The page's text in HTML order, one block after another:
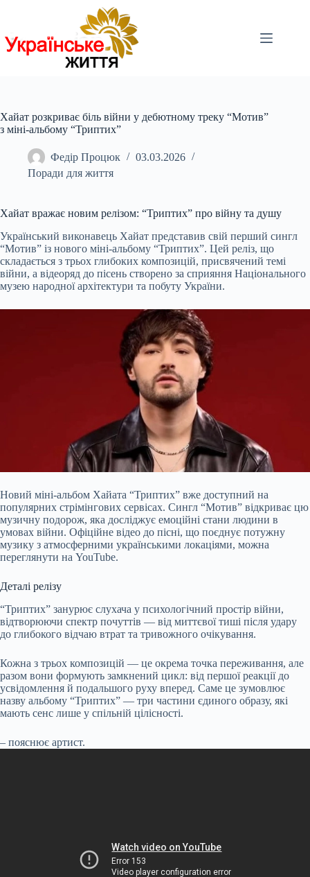
Хайат розкриває біль війни у дебютному треку “Мотив”
з міні-альбому “Триптих”
Федір Процюк
03.03.2026
Поради для життя
Хайат вражає новим релізом: “Триптих” про війну та душу
Український виконавець Хайат представив свій перший сингл
“Мотив” із нового міні-альбому “Триптих”. Цей реліз, що
складається з трьох глибоких композицій, присвячений темі
війни, а відеоряд до пісень створено за сприяння Національного
музею народної архітектури та побуту України.
Новий міні-альбом Хайата “Триптих” вже доступний на
популярних стрімінгових сервісах. Сингл “Мотив” відкриває цю
музичну подорож, яка досліджує емоційні стани людини в
умовах війни. Офіційне відео до пісні, що поєднує потужну
музику з атмосферними українськими локаціями, можна
переглянути на YouTube.
Деталі релізу
“Триптих” занурює слухача у психологічний простір війни,
відтворюючи спектр почуттів — від миттєвої тиші після удару
до глибокого відчаю втрат та тривожного очікування.
Кожна з трьох композицій — це окрема точка переживання, але
разом вони формують замкнений цикл: від першої реакції до
усвідомлення й подальшого руху вперед. Саме це зумовлює
назву альбому “Триптих” — три частини єдиного образу, які
мають сенс лише у спільній цілісності.
– пояснює артист.